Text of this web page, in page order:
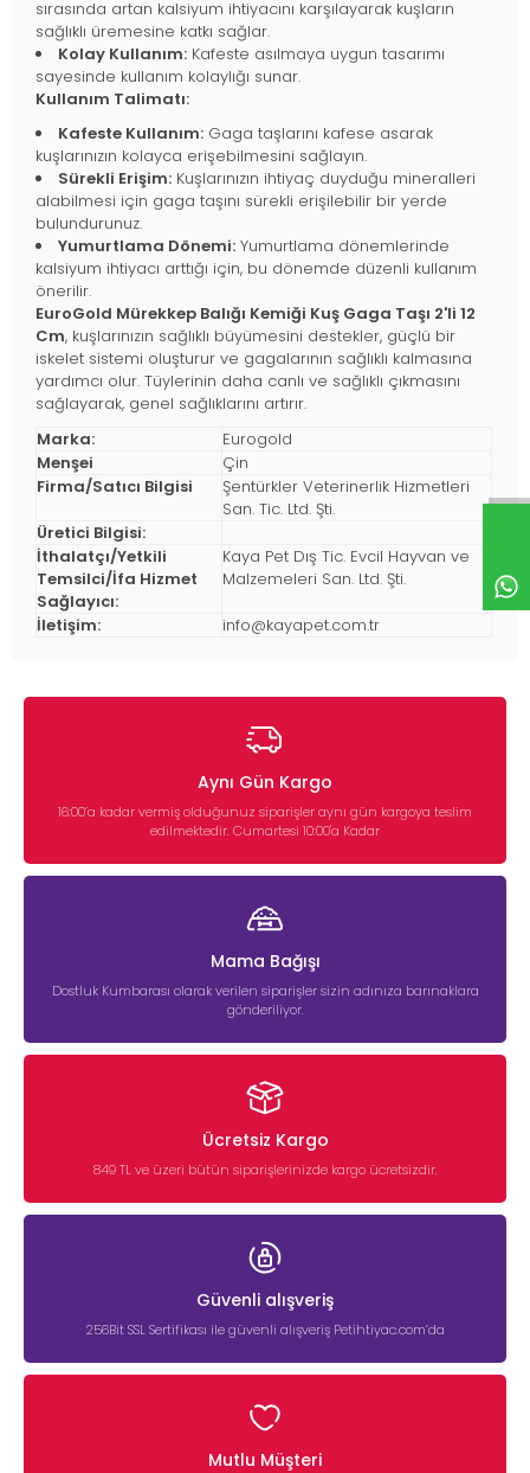
sırasında artan kalsiyum ihtiyacını karşılayarak kuşların
sağlıklı üremesine katkı sağlar.
Kolay Kullanım: Kafeste asılmaya uygun tasarımı
sayesinde kullanım kolaylığı sunar.
Kullanım Talimatı:
Kafeste Kullanım: Gaga taşlarını kafese asarak
kuşlarınızın kolayca erişebilmesini sağlayın.
Sürekli Erişim: Kuşlarınızın ihtiyaç duyduğu mineralleri
alabilmesi için gaga taşını sürekli erişilebilir bir yerde
bulundurunuz.
Yumurtlama Dönemi: Yumurtlama dönemlerinde
kalsiyum ihtiyacı arttığı için, bu dönemde düzenli kullanım
önerilir.
EuroGold Mürekkep Balığı Kemiği Kuş Gaga Taşı 2'li 12
Cm, kuşlarınızın sağlıklı büyümesini destekler, güçlü bir
iskelet sistemi oluşturur ve gagalarının sağlıklı kalmasına
yardımcı olur. Tüylerinin daha canlı ve sağlıklı çıkmasını
sağlayarak, genel sağlıklarını artırır.
Marka:
Eurogold
Menşei
Çin
Firma/Satıcı Bilgisi
Şentürkler Veterinerlik Hizmetleri
San. Tic. Ltd. Şti.
Üretici Bilgisi:
İthalatçı/Yetkili
Temsilci/İfa Hizmet
Sağlayıcı:
Kaya Pet Dış Tic. Evcil Hayvan ve
Malzemeleri San. Ltd. Şti.
İletişim: info@kayapet.com.tr
Aynı Gün Kargo
16:00’a kadar vermiş olduğunuz siparişler aynı gün kargoya teslim
edilmektedir. Cumartesi 10:00'a Kadar
Mama Bağışı
Dostluk Kumbarası olarak verilen siparişler sizin adınıza barınaklara
gönderiliyor.
Ücretsiz Kargo
849 TL ve üzeri bütün siparişlerinizde kargo ücretsizdir.
Güvenli alışveriş
256Bit SSL Sertifikası ile güvenli alışveriş Petihtiyac.com’da
Mutlu Müşteri